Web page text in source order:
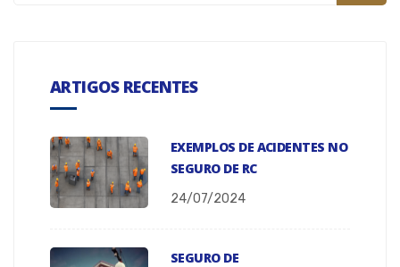
ARTIGOS RECENTES
EXEMPLOS DE ACIDENTES NO
SEGURO DE RC
24/07/2024
SEGURO DE